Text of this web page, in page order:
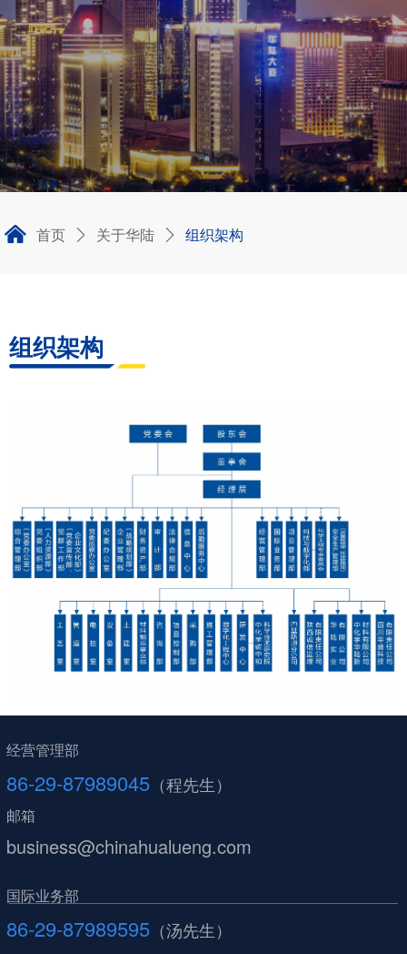
组织架构
낀 首页 ꄲ 关于华陆 ꄲ 组织架构
国际业务部
86-29-87989595 （汤先生）
经营管理部
86-29-87989045 （程先生）
邮箱
business@chinahualueng.com